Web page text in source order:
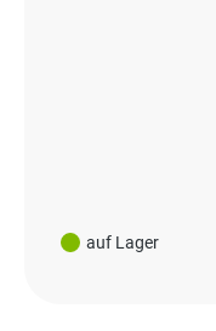
auf Lager